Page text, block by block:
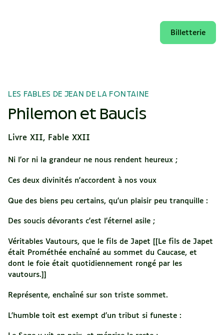
Billetterie
LES FABLES DE JEAN DE LA FONTAINE
Philemon et Baucis
Livre XII, Fable XXII
Ni l'or ni la grandeur ne nous rendent heureux ;
Ces deux divinités n'accordent à nos voux
Que des biens peu certains, qu'un plaisir peu tranquille :
Des soucis dévorants c'est l'éternel asile ;
Véritables Vautours, que le fils de Japet [[Le fils de Japet
était Prométhée enchaîné au sommet du Caucase, et
dont le foie était quotidiennement rongé par les
vautours.]]
Représente, enchaîné sur son triste sommet.
L'humble toit est exempt d'un tribut si funeste :